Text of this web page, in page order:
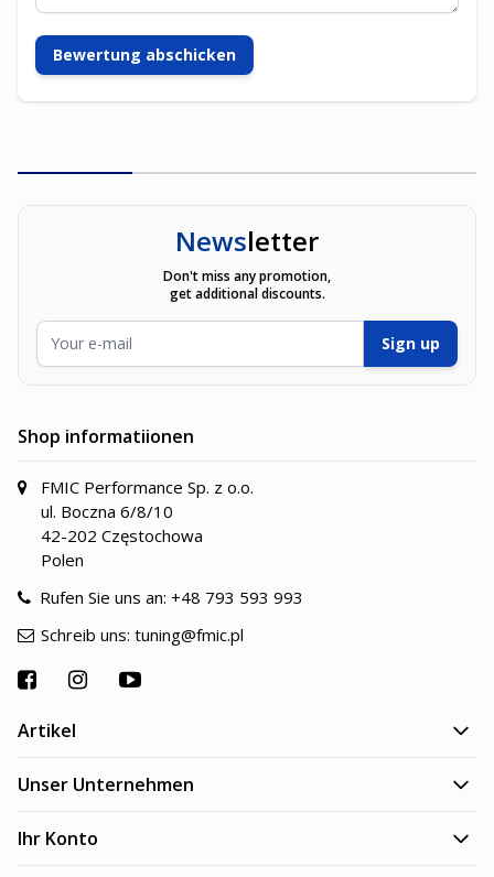
Bewertung abschicken
Newsletter
Don't miss any promotion,
get additional discounts.
Sign up
Shop informatiionen
FMIC Performance Sp. z o.o.
ul. Boczna 6/8/10
42-202 Częstochowa
Polen
Rufen Sie uns an: +48 793 593 993
Schreib uns: tuning@fmic.pl
Artikel
Unser Unternehmen
Ihr Konto